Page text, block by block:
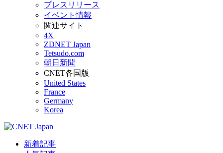
プレスリリース
イベント情報
関連サイト
4X
ZDNET Japan
Tetsudo.com
朝日新聞
CNET各国版
United States
France
Germany
Korea
新着記事